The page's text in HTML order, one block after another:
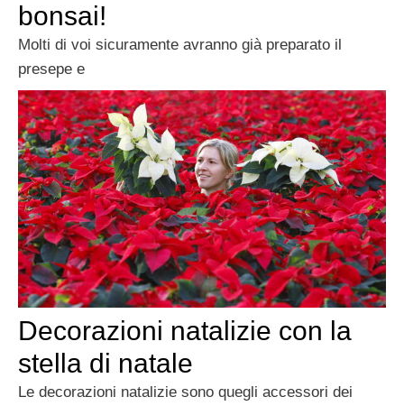
bonsai!
Molti di voi sicuramente avranno già preparato il
presepe e
Decorazioni natalizie con la
stella di natale
Le decorazioni natalizie sono quegli accessori dei